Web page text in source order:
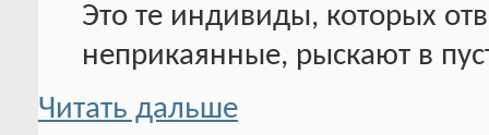
Это те индивиды, которых
неприкаянные, рыскают в
Читать дальше